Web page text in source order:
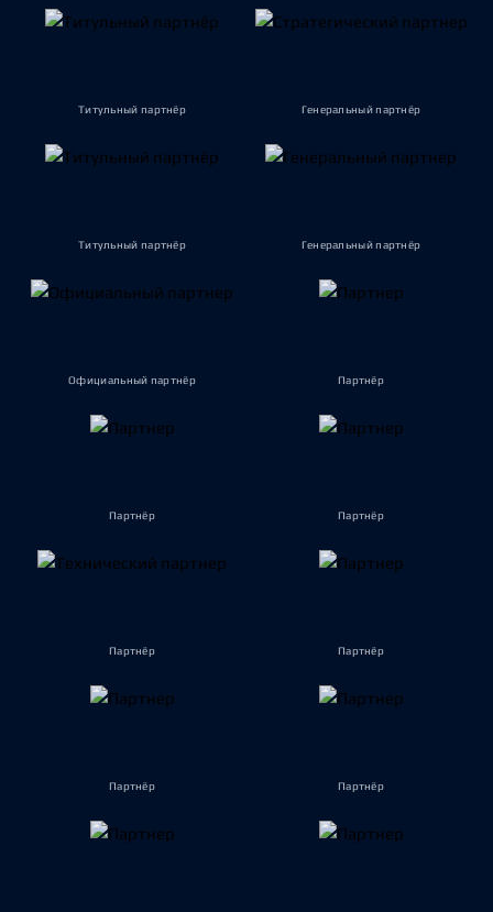
Титульный партнёр Генеральный партнёр
Титульный партнёр Генеральный партнёр
Официальный партнёр Партнёр
Партнёр Партнёр
Партнёр Партнёр
Партнёр Партнёр